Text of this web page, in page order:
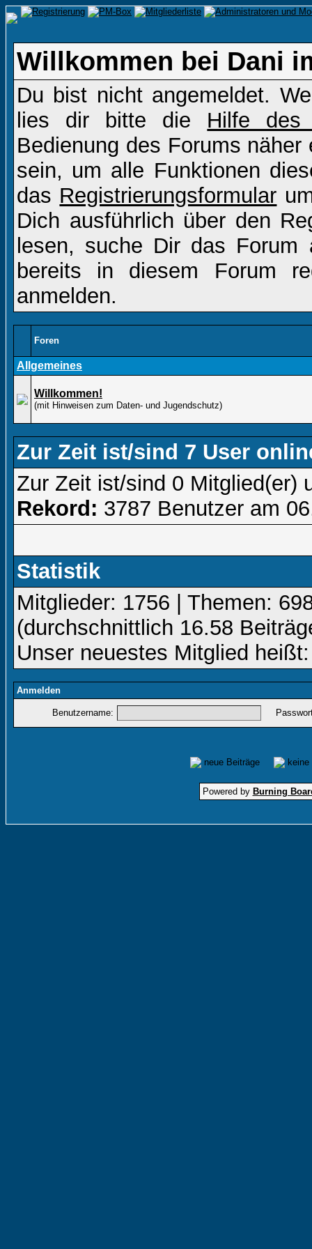
Willkommen bei Dani
Du bist nicht angemeldet.
lies dir bitte die Hilfe des
Bedienung des Forums
sein, um alle Funktionen
das Registrierungsformular
Dich ausführlich über den
lesen, suche Dir das
bereits in diesem Forum
anmelden.
Foren
Allgemeines
Willkommen!
(mit Hinweisen zum Daten- und Jugendschutz)
Zur Zeit ist/sind 7 User
Zur Zeit ist/sind 0 Mitglied(er)
Rekord: 3787 Benutzer am
Statistik
Mitglieder: 1756 | Themen:
(durchschnittlich 16.58
Unser neuestes Mitglied
Anmelden
Benutzername:
neue Beiträge
Powered by Burning